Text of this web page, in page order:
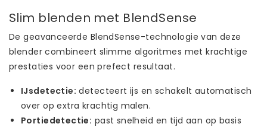
Slim blenden met BlendSense
De geavanceerde BlendSense-technologie van deze
blender combineert slimme algoritmes met krachtige
prestaties voor een prefect resultaat.
IJsdetectie: detecteert ijs en schakelt automatisch
over op extra krachtig malen.
Portiedetectie: past snelheid en tijd aan op basis